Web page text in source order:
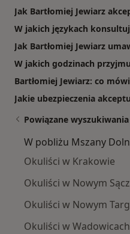
Jak Bartłomiej Jewiarz
W jakich językach
Jak Bartłomiej Jewiarz
W jakich godzinach
Bartłomiej Jewiarz: co
Jakie ubezpieczenia
Powiązane wyszukiwania
W pobliżu Mszany
Okuliści w Krakowie
Okuliści w Nowym
Okuliści w Nowym
Okuliści w Wadowicach